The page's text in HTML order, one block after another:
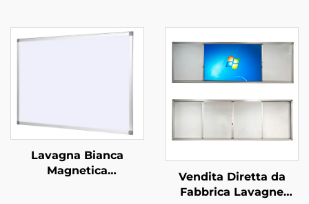
Lavagna Bianca
Magnetica
Vendita Diretta da
Fabbrica Lavagne